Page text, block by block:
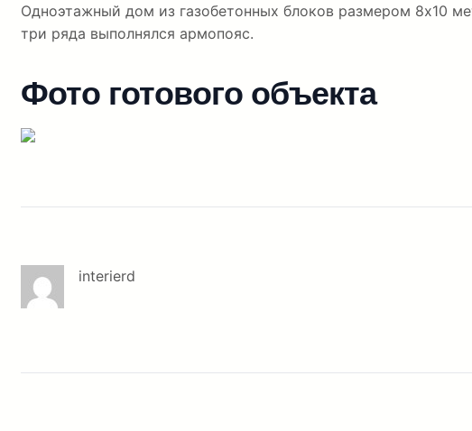
Одноэтажный дом из газобетонных блоков размером 8х10
три ряда выполнялся армопояс.
Фото готового объекта
interierd